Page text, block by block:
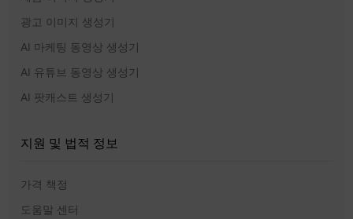
광고 이미지 생성기
AI 마케팅 동영상 생성기
AI 유튜브 동영상 생성기
AI 팟캐스트 생성기
지원 및 법적 정보
가격 책정
도움말 센터